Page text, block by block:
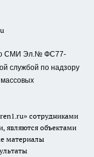
СМИ Эл.№ ФС77-
службой по надзору
сотрудниками
являются объектами
материалы